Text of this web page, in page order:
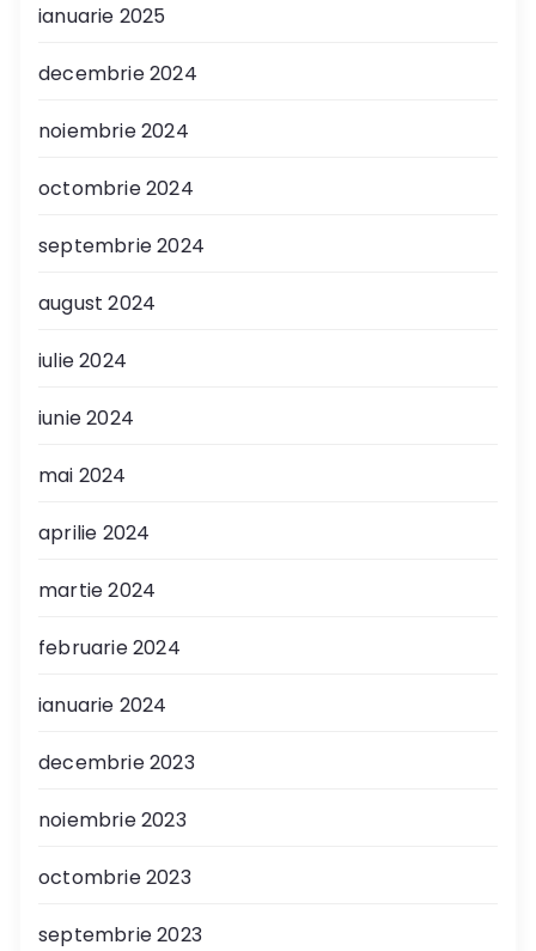
ianuarie 2025
decembrie 2024
noiembrie 2024
octombrie 2024
septembrie 2024
august 2024
iulie 2024
iunie 2024
mai 2024
aprilie 2024
martie 2024
februarie 2024
ianuarie 2024
decembrie 2023
noiembrie 2023
octombrie 2023
septembrie 2023